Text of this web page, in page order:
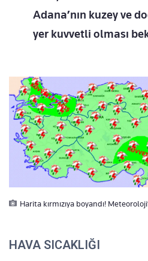
Adana’nın kuzey ve
yer kuvvetli olması
Harita kırmızıya boyandı!
HAVA SICAKLIĞI